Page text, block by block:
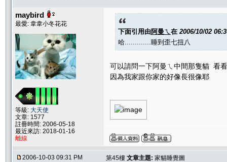
maybird
最愛: 韋韋小冬花花
等級: 大天使
文章: 1577
註冊時間: 2006-05-18
最近來訪: 2018-01-16
離線
下面引用由阿曼ㄟ 在 2006/10/02
哈.............睡到歪七扭八
可以請問一下阿曼ㄟ中間那隻貓 看
因為我家跟你家的好像長很像耶
2006-10-03 09:31 PM 第45樓 文章主題: 家貓睡覺圖